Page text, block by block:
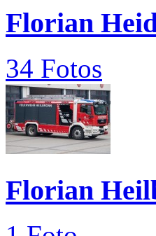
Florian
34 Fotos
Florian